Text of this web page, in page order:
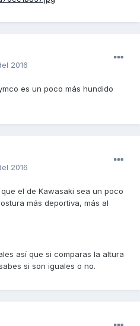
2016
es un poco más hundido
2016
el de Kawasaki sea un poco
más deportiva, más al
así que si comparas la altura
si son iguales o no.